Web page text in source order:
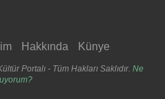
Hakkında Künye
Portalı - Tüm Hakları Saklıdır. Ne